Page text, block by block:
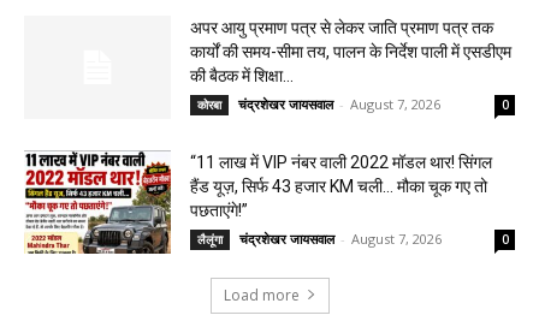
अपर आयु प्रमाण पत्र से लेकर जाति प्रमाण पत्र तक
कार्यों की समय-सीमा तय, पालन के निर्देश पाली में एसडीएम
की बैठक में शिक्षा...
कोरबा चंद्रशेखर जायसवाल - August 7, 2026 0
“11 लाख में VIP नंबर वाली 2022 मॉडल थार! सिंगल
हैंड यूज़, सिर्फ 43 हजार KM चली… मौका चूक गए तो
पछताएंगे!”
लैलूंगा चंद्रशेखर जायसवाल - August 7, 2026 0
Load more